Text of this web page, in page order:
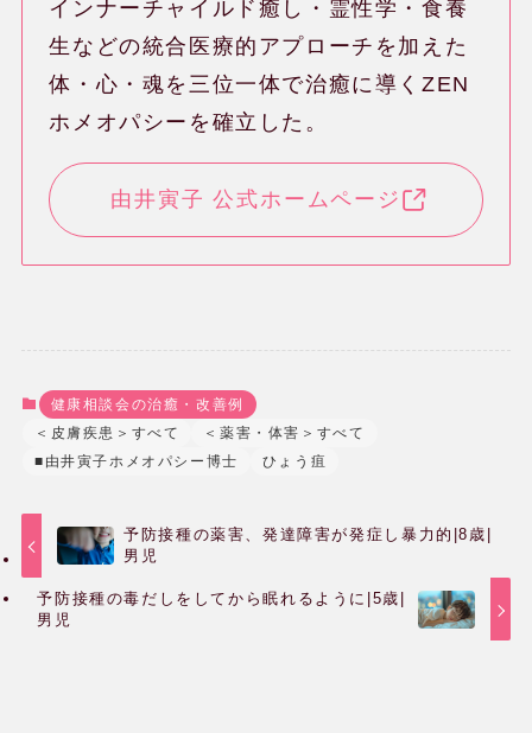
JPHMAコングレス発表症例
よくある質問
レメディー辞典
関連リンク
インナーチャイルド癒し・霊性学・食養
生などの統合医療的アプローチを加えた
体・心・魂を三位一体で治癒に導くZEN
ホメオパシーを確立した。
由井寅子 公式ホームページ
健康相談会の治癒・改善例
＜皮膚疾患＞すべて
＜薬害・体害＞すべて
■由井寅子ホメオパシー博士
ひょう疽
予防接種の薬害、発達障害が発症し暴力的|8歳|
男児
予防接種の毒だしをしてから眠れるように|5歳|
男児